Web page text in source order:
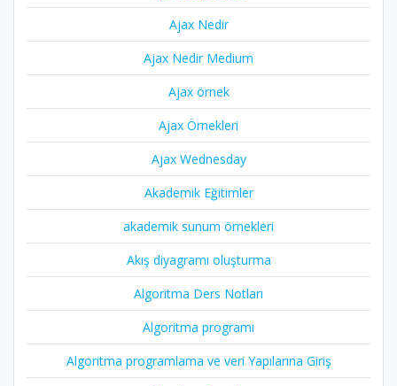
Ajax Nedir
Ajax Nedir Medium
Ajax örnek
Ajax Örnekleri
Ajax Wednesday
Akademik Eğitimler
akademik sunum örnekleri
Akış diyagramı oluşturma
Algoritma Ders Notları
Algoritma programı
Algoritma programlama ve veri Yapılarına Giriş